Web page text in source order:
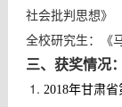
社会批判思想》
全校研究生：
《
三、 获奖情况：
2018年甘肃